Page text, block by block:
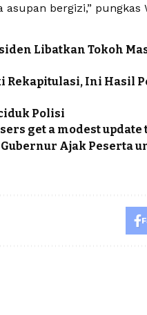
asupan bergizi,” pungkas
Libatkan Tokoh
Rekapitulasi, Ini Hasil
Polisi
get a modest update
Ajak Peserta